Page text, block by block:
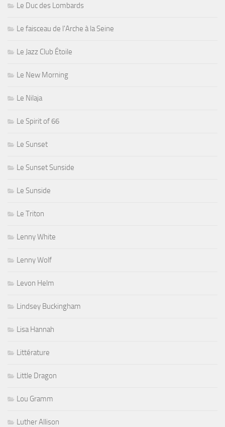
Le Duc des Lombards
Le faisceau de l'Arche à la Seine
Le Jazz Club Étoile
Le New Morning
Le Nilaja
Le Spirit of 66
Le Sunset
Le Sunset Sunside
Le Sunside
Le Triton
Lenny White
Lenny Wolf
Levon Helm
Lindsey Buckingham
Lisa Hannah
Littérature
Little Dragon
Lou Gramm
Luther Allison